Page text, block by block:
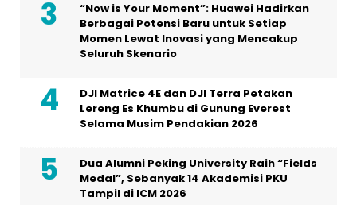
“Now is Your Moment”: Huawei Hadirkan
Berbagai Potensi Baru untuk Setiap
Momen Lewat Inovasi yang Mencakup
Seluruh Skenario
DJI Matrice 4E dan DJI Terra Petakan
Lereng Es Khumbu di Gunung Everest
Selama Musim Pendakian 2026
Dua Alumni Peking University Raih “Fields
Medal”, Sebanyak 14 Akademisi PKU
Tampil di ICM 2026